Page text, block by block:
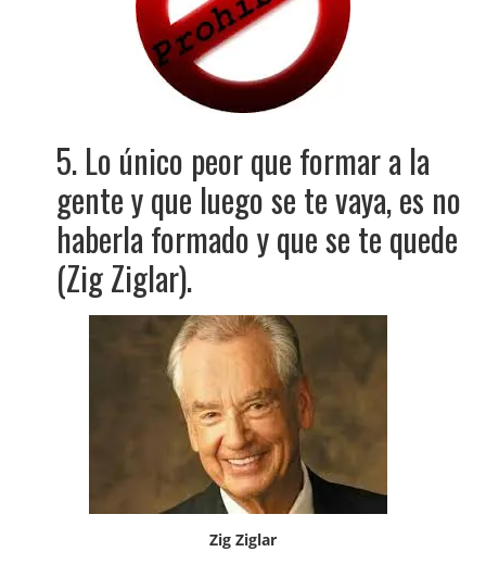
5. Lo único peor que formar a la
gente y que luego se te vaya, es no
haberla formado y que se te quede
(Zig Ziglar).
Zig Ziglar